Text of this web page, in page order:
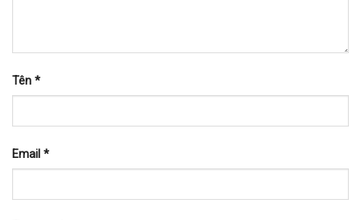
Tên *
Email *